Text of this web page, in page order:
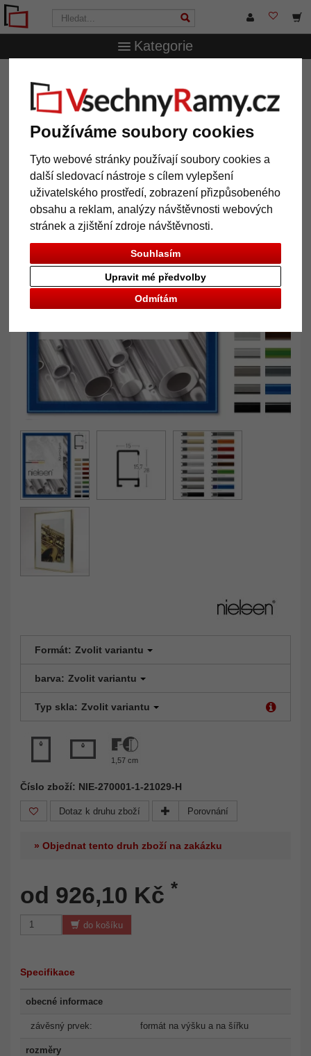
Používáme soubory cookies
Tyto webové stránky používají soubory cookies a
další sledovací nástroje s cílem vylepšení
uživatelského prostředí, zobrazení přizpůsobeného
obsahu a reklam, analýzy návštěvnosti webových
stránek a zjištění zdroje návštěvnosti.
Souhlasím
Odmítám
Upravit mé předvolby
Kategorie
rám s profilem 270
Hliníkový rám s profilem 270
Zpět
Formát: Zvolit variantu
barva: Zvolit variantu
Typ skla: Zvolit variantu
1,57 cm
Číslo zboží: NIE-270001-1-21029-H
Dotaz k druhu zboží Porovnání
» Objednat tento druh zboží na zakázku
od 926,10 Kč *
do košíku
Specifikace
obecné informace
závěsný prvek: formát na výšku a na šířku
rozměry